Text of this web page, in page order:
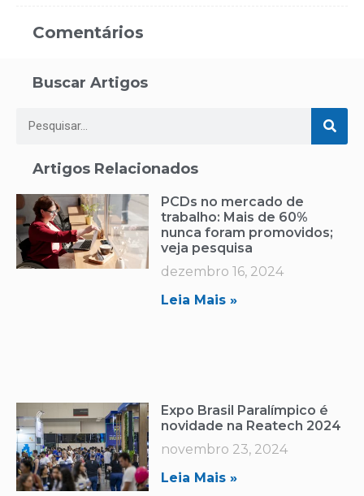
Comentários
Buscar Artigos
Artigos Relacionados
PCDs no mercado de
trabalho: Mais de 60%
nunca foram promovidos;
veja pesquisa
dezembro 16, 2024
Leia Mais »
Expo Brasil Paralímpico é
novidade na Reatech 2024
novembro 23, 2024
Leia Mais »